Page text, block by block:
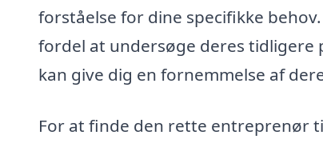
forståelse for dine specifikke
fordel at undersøge deres
kan give dig en fornemmelse af
For at finde den rette entreprenør